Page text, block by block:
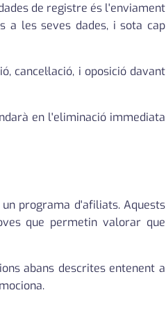
de registre és l'enviament
a les seves dades, i sota cap
cancel·lació, i oposició davant
en l'eliminació immediata
programa d'afiliats. Aquests
que permetin valorar que
abans descrites entenent a